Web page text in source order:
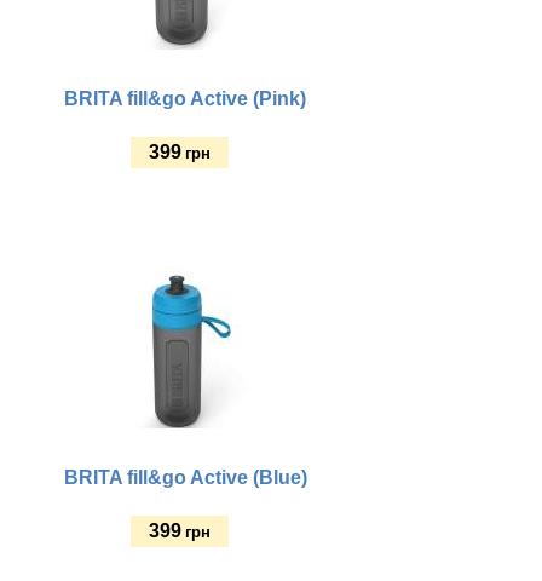
BRITA fill&go Active (Pink)
399 грн
BRITA fill&go Active (Blue)
399 грн